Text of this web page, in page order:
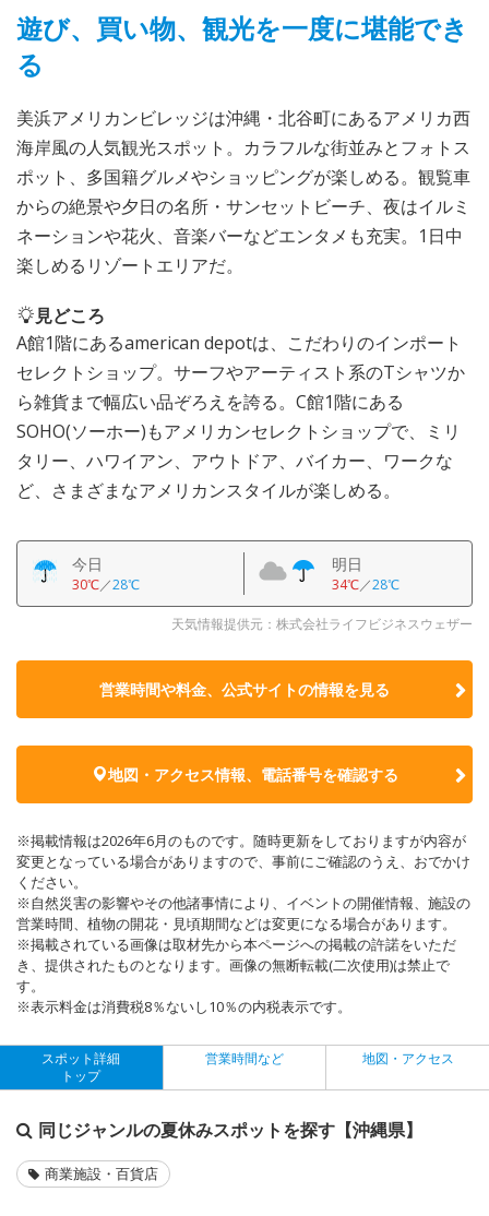
遊び、買い物、観光を一度に堪能でき
る
美浜アメリカンビレッジは沖縄・北谷町にあるアメリカ西
海岸風の人気観光スポット。カラフルな街並みとフォトス
ポット、多国籍グルメやショッピングが楽しめる。観覧車
からの絶景や夕日の名所・サンセットビーチ、夜はイルミ
ネーションや花火、音楽バーなどエンタメも充実。1日中
楽しめるリゾートエリアだ。
見どころ
A館1階にあるamerican depotは、こだわりのインポート
セレクトショップ。サーフやアーティスト系のTシャツか
ら雑貨まで幅広い品ぞろえを誇る。C館1階にある
SOHO(ソーホー)もアメリカンセレクトショップで、ミリ
タリー、ハワイアン、アウトドア、バイカー、ワークな
ど、さまざまなアメリカンスタイルが楽しめる。
今日
30℃／28℃
明日
34℃／28℃
天気情報提供元：株式会社ライフビジネスウェザー
営業時間や料金、公式サイトの情報を見る
地図・アクセス情報、電話番号を確認する
※掲載情報は2026年6月のものです。随時更新をしておりますが内容が
変更となっている場合がありますので、事前にご確認のうえ、おでかけ
ください。
※自然災害の影響やその他諸事情により、イベントの開催情報、施設の
営業時間、植物の開花・見頃期間などは変更になる場合があります。
※掲載されている画像は取材先から本ページへの掲載の許諾をいただ
き、提供されたものとなります。画像の無断転載(二次使用)は禁止で
す。
※表示料金は消費税8％ないし10％の内税表示です。
スポット詳細
トップ
営業時間など 地図・アクセス
同じジャンルの夏休みスポットを探す【沖縄県】
商業施設・百貨店